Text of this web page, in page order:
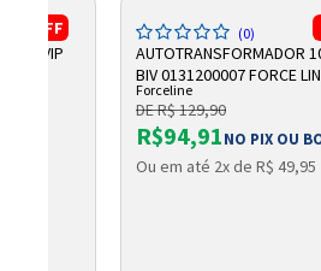
OFF
VIP
(0)
AUTOTRANSFORMADOR
BIV 0131200007 FORCE
Forceline
DE R$ 129,90
R$94,91NO PIX OU
Ou em até 2x de R$ 49,95